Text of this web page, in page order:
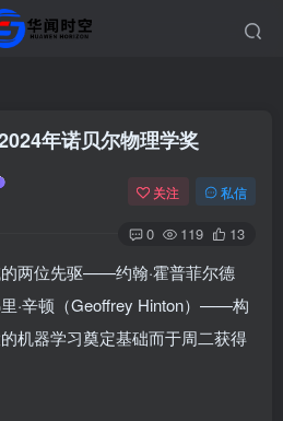
年诺贝尔物理学奖
关注 私信
0 119 13
的两位先驱——约翰·霍普菲尔德
里·辛顿（Geoffrey Hinton）——构
机器学习奠定基础而于周二获得